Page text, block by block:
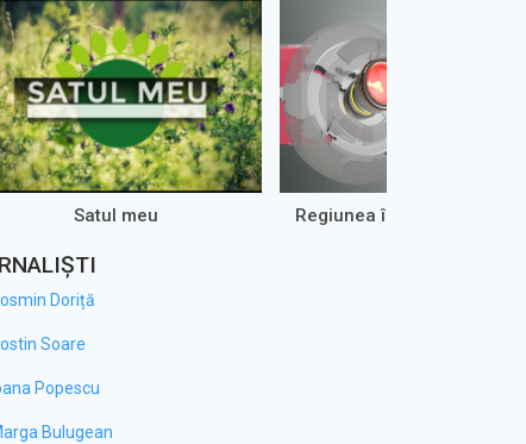
Satul meu Regiunea în Obiectiv –
Doriță
Soare
Popescu
Bulugean